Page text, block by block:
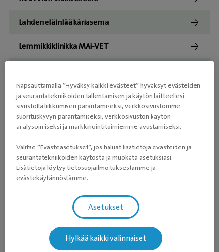
Lahden eläinlääkäriasema
Lemmikkiklinikka MAi-VET
Länsikeskuksen Eläinlääkärit
Malmin Eläinklinikka Apex
Mäntsälän eläinlääkäriasema
Pohjois-Suomen Eläinsairaala - Eläinlääkäri
Oulussa
Seinäjoen Eläinsairaala
Napsauttamalla ”Hyväksy kaikki evästeet” hyväksyt evästeiden
ja seurantatekniikoiden tallentamisen ja käytön laitteellesi
sivustolla liikkumisen parantamiseksi, verkkosivustomme
suorituskyvyn parantamiseksi, verkkosivuston käytön
analysoimiseksi ja markkinointitoimiemme avustamiseksi.
Valitse ”Evästeasetukset”, jos haluat lisätietoja evästeiden ja
seurantatekniikoiden käytöstä ja muokata asetuksiasi.
Lisätietoja löytyy tietosuojailmoituksestamme ja
evästekäytännöstämme.
Asetukset
Hylkää kaikki valinnaiset